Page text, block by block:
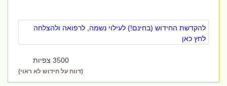
להקדשת החידוש (בחינם!) לעילוי נשמה, לרפואה ולהצלחה
לחץ כאן
3500 צפיות
(דווח על חידוש לא ראוי)